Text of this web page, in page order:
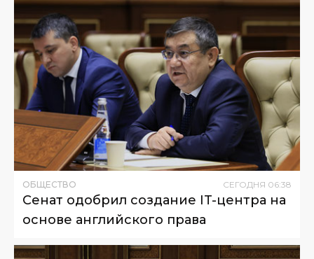
ОБЩЕСТВО СЕГОДНЯ 06:38
Сенат одобрил создание IT-центра на
основе английского права